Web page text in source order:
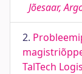
Jõesaar,
2.
TalTech